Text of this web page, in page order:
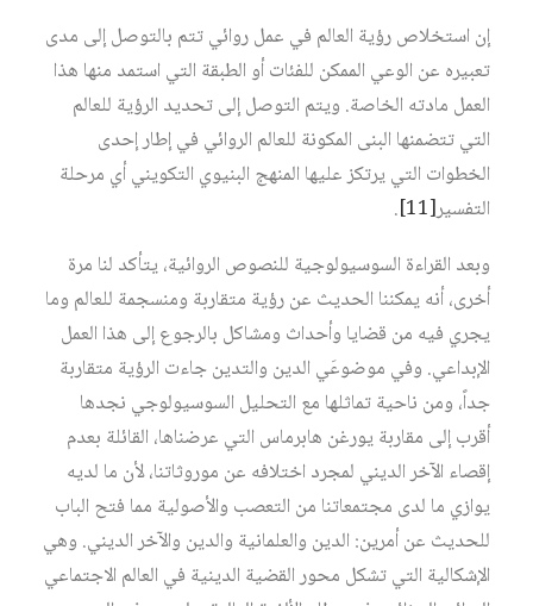
إن استخلاص رؤية العالم في عمل روائي تتم بالتوصل إلى مدى
تعبيره عن الوعي الممكن للفئات أو الطبقة التي استمد منها هذا
العمل مادته الخاصة. ويتم التوصل إلى تحديد الرؤية للعالم
التي تتضمنها البنى المكونة للعالم الروائي في إطار إحدى
الخطوات التي يرتكز عليها المنهج البنيوي التكويني أي مرحلة
التفسير[11]
.
وبعد القراءة السوسيولوجية للنصوص الروائية، يتأكد لنا مرة
أخرى، أنه يمكننا الحديث عن رؤية متقاربة ومنسجمة للعالم وما
يجري فيه من قضايا وأحداث ومشاكل بالرجوع إلى هذا العمل
الإبداعي. وفي موضوعَي الدين والتدين جاءت الرؤية متقاربة
جداً، ومن ناحية تماثلها مع التحليل السوسيولوجي نجدها
أقرب إلى مقاربة يورغن هابرماس التي عرضناها، القائلة بعدم
إقصاء الآخر الديني لمجرد اختلافه عن موروثاتنا، لأن ما لديه
يوازي ما لدى مجتمعاتنا من التعصب والأصولية مما فتح الباب
للحديث عن أمرين: الدين والعلمانية والدين والآخر الديني. وهي
الإشكالية التي تشكل محور القضية الدينية في العالم الاجتماعي